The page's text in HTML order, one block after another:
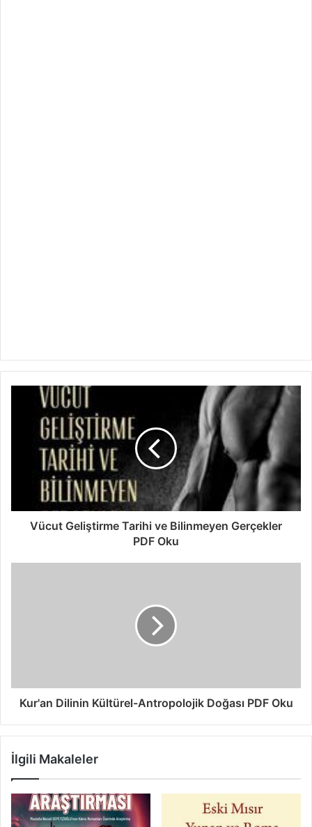
Vücut Geliştirme Tarihi ve Bilinmeyen Gerçekler
PDF Oku
Kur'an Dilinin Kültürel-Antropolojik Doğası PDF Oku
İlgili Makaleler